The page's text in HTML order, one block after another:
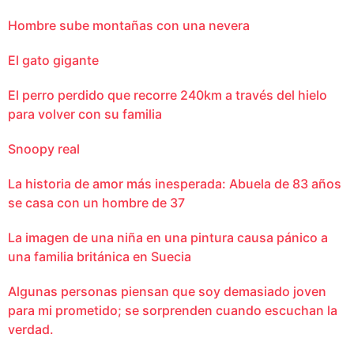
Hombre sube montañas con una nevera
El gato gigante
El perro perdido que recorre 240km a través del hielo
para volver con su familia
Snoopy real
La historia de amor más inesperada: Abuela de 83 años
se casa con un hombre de 37
La imagen de una niña en una pintura causa pánico a
una familia británica en Suecia
Algunas personas piensan que soy demasiado joven
para mi prometido; se sorprenden cuando escuchan la
verdad.